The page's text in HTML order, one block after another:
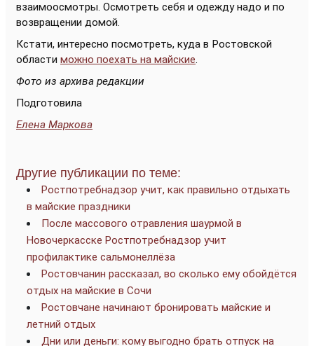
взаимоосмотры. Осмотреть себя и одежду надо и по
возвращении домой.
Кстати, интересно посмотреть, куда в Ростовской
области можно поехать на майские.
Фото из архива редакции
Подготовила
Елена Маркова
Другие публикации по теме:
Ростпотребнадзор учит, как правильно отдыхать
в майские праздники
После массового отравления шаурмой в
Новочеркасске Ростпотребнадзор учит
профилактике сальмонеллёза
Ростовчанин рассказал, во сколько ему обойдётся
отдых на майские в Сочи
Ростовчане начинают бронировать майские и
летний отдых
Дни или деньги: кому выгодно брать отпуск на